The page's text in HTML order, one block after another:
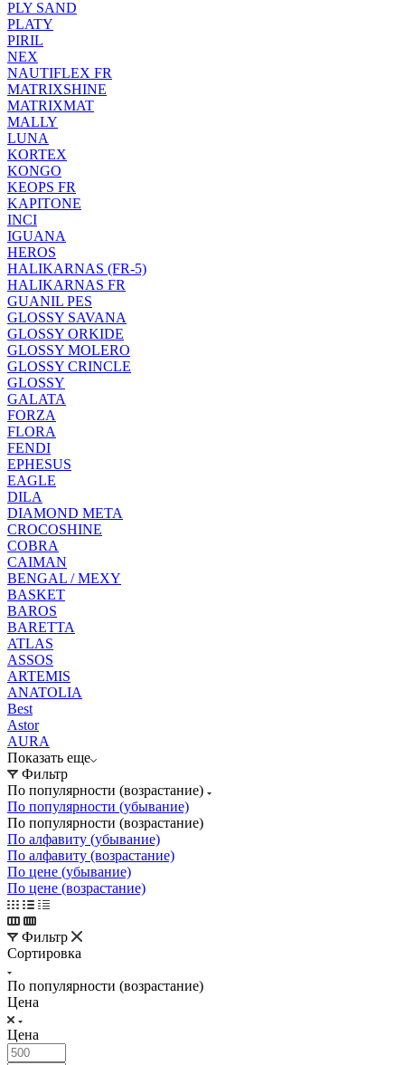
PLY SAND
PLATY
PIRIL
NEX
NAUTIFLEX FR
MATRIXSHINE
MATRIXMAT
MALLY
LUNA
KORTEX
KONGO
KEOPS FR
KAPITONE
INCI
IGUANA
HEROS
HALIKARNAS (FR-5)
HALIKARNAS FR
GUANIL PES
GLOSSY SAVANA
GLOSSY ORKIDE
GLOSSY MOLERO
GLOSSY CRINCLE
GLOSSY
GALATA
FORZA
FLORA
FENDI
EPHESUS
EAGLE
DILA
DIAMOND META
CROCOSHINE
COBRA
CAIMAN
BENGAL / MEXY
BASKET
BAROS
BARETTA
ATLAS
ASSOS
ARTEMIS
ANATOLIA
Best
Astor
AURA
Показать еще
Фильтр
По популярности (возрастание)
По популярности (убывание)
По популярности (возрастание)
По алфавиту (убывание)
По алфавиту (возрастание)
По цене (убывание)
По цене (возрастание)
Фильтр
Сортировка
По популярности (возрастание)
Цена
Цена